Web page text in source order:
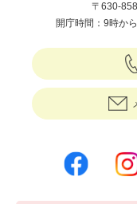
〒630-
開庁時間：9時か